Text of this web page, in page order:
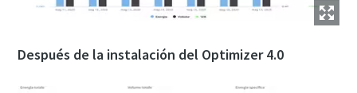
Después de la instalación del Optimizer 4.0